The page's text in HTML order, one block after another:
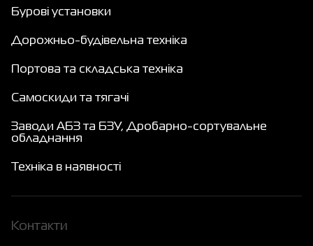
Бурові установки
Дорожньо-будівельна техніка
Портова та складська техніка
Самоскиди та тягачі
Заводи АБЗ та БЗУ, Дробарно-сортувальне
обладнання
Техніка в наявності
Контакти